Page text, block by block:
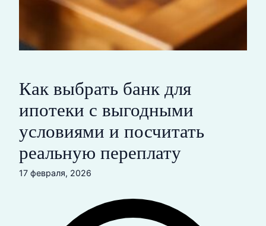
Как выбрать банк для
ипотеки с выгодными
условиями и посчитать
реальную переплату
17 февраля, 2026